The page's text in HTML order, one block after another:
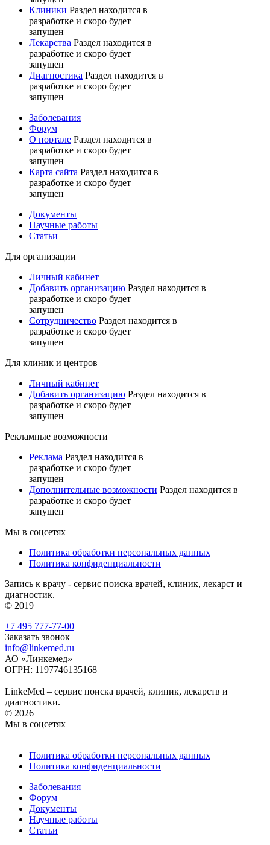
Клиники Раздел находится в
разработке и скоро будет
запущен
Лекарства Раздел находится в
разработке и скоро будет
запущен
Диагностика Раздел находится в
разработке и скоро будет
запущен
Заболевания
Форум
О портале Раздел находится в
разработке и скоро будет
запущен
Карта сайта Раздел находится в
разработке и скоро будет
запущен
Документы
Научные работы
Статьи
Для организации
Личный кабинет
Добавить организацию Раздел находится в
разработке и скоро будет
запущен
Сотрудничество Раздел находится в
разработке и скоро будет
запущен
Для клиник и центров
Личный кабинет
Добавить организацию Раздел находится в
разработке и скоро будет
запущен
Рекламные возможности
Реклама Раздел находится в
разработке и скоро будет
запущен
Дополнительные возможности Раздел находится в
разработке и скоро будет
запущен
Мы в соцсетях
Политика обработки персональных данных
Политика конфиденциальности
Запись к врачу - сервис поиска врачей, клиник, лекарст и
диагностик.
© 2019
+7 495 777-77-00
Заказать звонок
info@linkemed.ru
АО «Линкемед»
ОГРН: 1197746135168
LinkeMed – сервис поиска врачей, клиник, лекарств и
диагностики.
© 2026
Мы в соцсетях
Политика обработки персональных данных
Политика конфиденциальности
Заболевания
Форум
Документы
Научные работы
Статьи